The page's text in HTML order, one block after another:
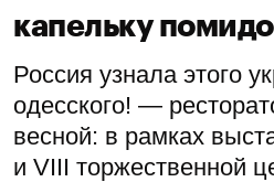
капельку
Россия узнала этого
одесского! —
весной: в рамках
и VIII торжественной